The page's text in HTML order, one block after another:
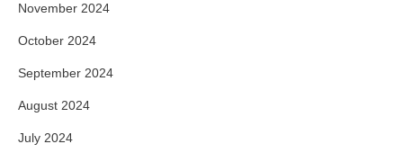
November 2024
October 2024
September 2024
August 2024
July 2024